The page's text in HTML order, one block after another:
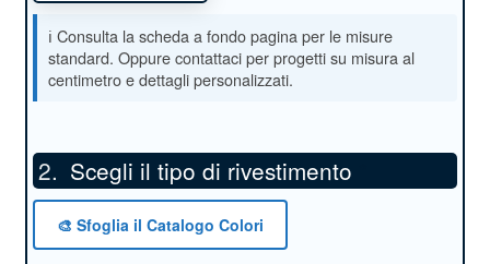
Scegli il tipo di rivestimento
🎨 Sfoglia il Catalogo Colori